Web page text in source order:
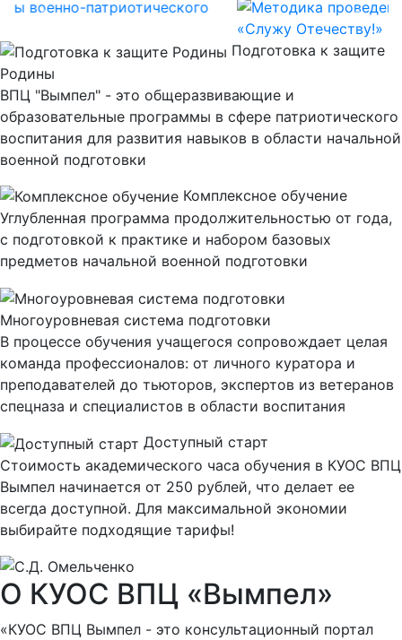
Подготовка к защите
Родины
ВПЦ "Вымпел" - это общеразвивающие и
образовательные программы в сфере патриотического
воспитания для развития навыков в области начальной
военной подготовки
Комплексное обучение
Углубленная программа продолжительностью от года,
с подготовкой к практике и набором базовых
предметов начальной военной подготовки
Многоуровневая система подготовки
В процессе обучения учащегося сопровождает целая
команда профессионалов: от личного куратора и
преподавателей до тьюторов, экспертов из ветеранов
спецназа и специалистов в области воспитания
Доступный старт
Стоимость академического часа обучения в КУОС ВПЦ
Вымпел начинается от 250 рублей, что делает ее
всегда доступной. Для максимальной экономии
выбирайте подходящие тарифы!
О КУОС ВПЦ «Вымпел»
«КУОС ВПЦ Вымпел - это консультационный портал